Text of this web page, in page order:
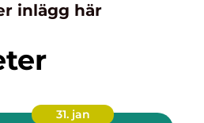
inlägg här
31. jan